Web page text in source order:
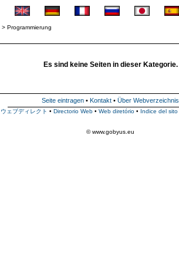
> Programmierung
Es sind keine Seiten in dieser Kategorie.
Seite eintragen • Kontakt • Über Webverzeichnis
ウェブディレクト • Directorio Web • Web diretório • Indice del sito
© www.gobyus.eu